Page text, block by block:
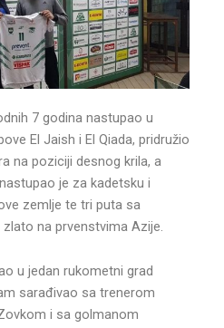
7 godina nastupao u
El Jaish i El Qiada, pridružio
na poziciji desnog krila, a
je za kadetsku i
zemlje te tri puta sa
na prvenstvima Azije.
u jedan rukometni grad
sarađivao sa trenerom
i sa golmanom